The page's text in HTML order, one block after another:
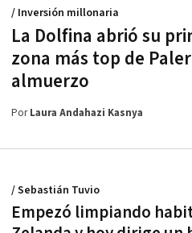
La Dolfina abrió su
zona más top de
almuerzo
/ Inversión millonaria
PorLaura Andahazi Kasnya
Empezó limpiando
/ Sebastián Tuvio